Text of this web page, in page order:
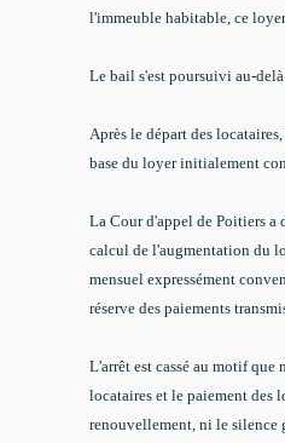
l'immeuble habitable, ce
Le bail s'est poursuivi au-
Après le départ des
base du loyer initialement
La Cour d'appel de Poitiers a
calcul de l'augmentation du
mensuel expressément
réserve des paiements
L'arrêt est cassé au motif
locataires et le paiement des
renouvellement, ni le silence